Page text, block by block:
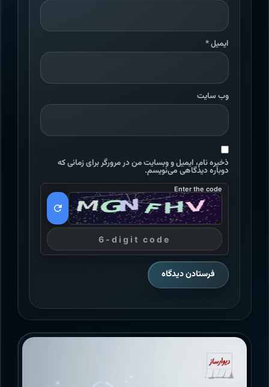
ایمیل*
وب‌ سایت
ذخیره نام، ایمیل و وبسایت من در مرورگر برای زمانی که
دوباره دیدگاهی می‌نویسم.
Enter the code